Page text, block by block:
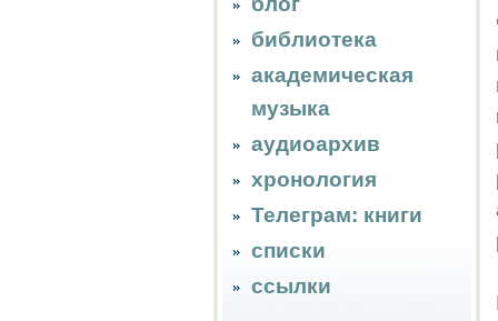
библиотека
академическая
музыка
аудиоархив
хронология
Телеграм: книги
списки
ссылки